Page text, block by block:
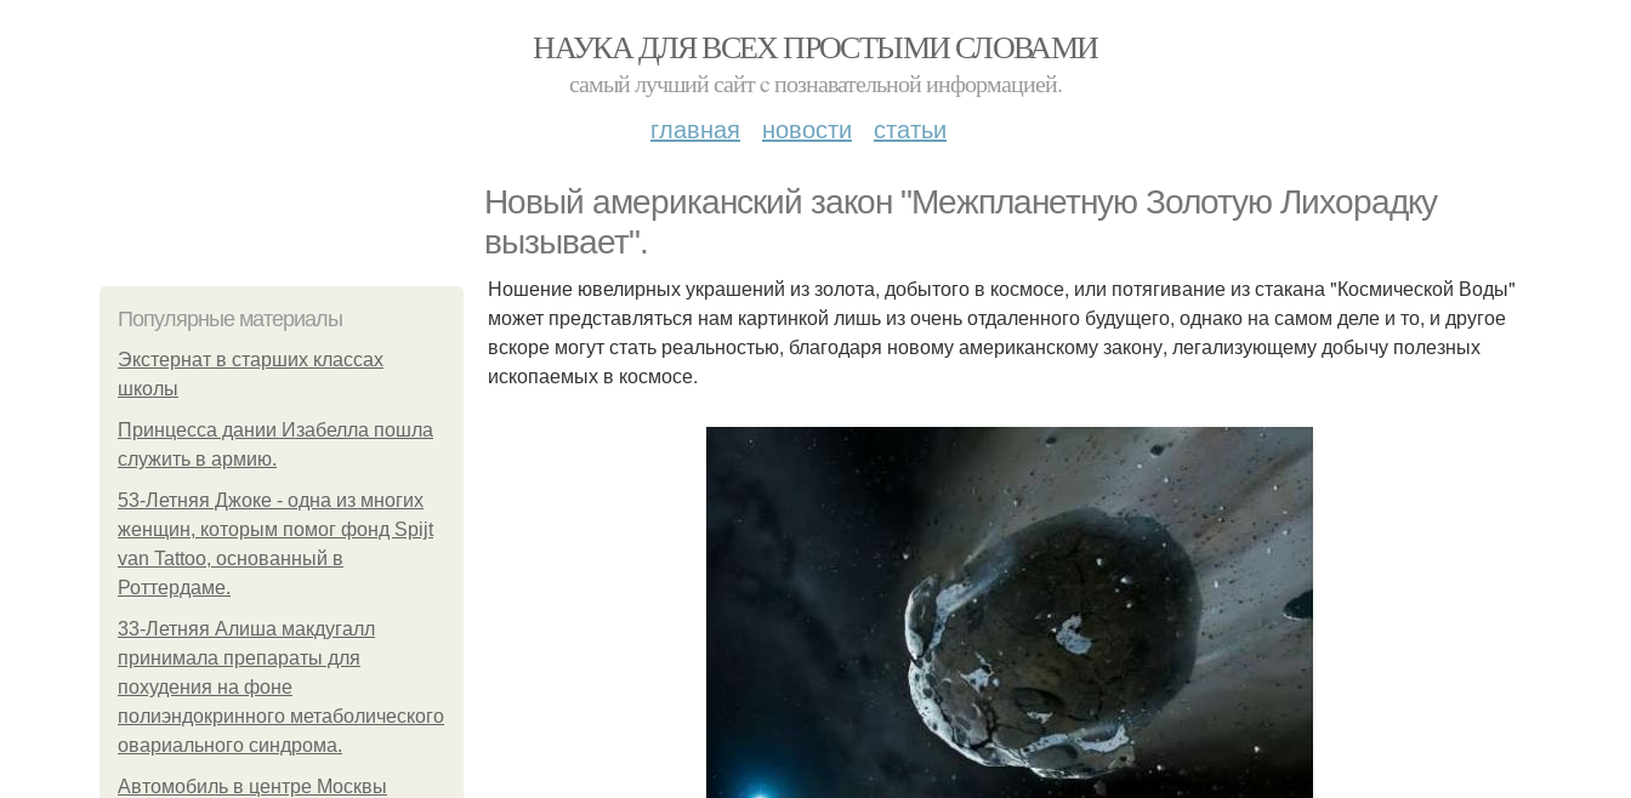
НАУКА ДЛЯ ВСЕХ ПРОСТЫМИ СЛОВАМИ
самый лучший сайт c познавательной информацией.
главная новости статьи
Новый американский закон "Межпланетную Золотую Лихорадку
вызывает".
Популярные материалы
Экстернат в старших классах
школы
Принцесса дании Изабелла пошла
служить в армию.
53-Летняя Джоке - одна из многих
женщин, которым помог фонд Spijt
van Tattoo, основанный в
Роттердаме.
33-Летняя Алиша макдугалл
принимала препараты для
похудения на фоне
полиэндокринного метаболического
овариального синдрома.
Автомобиль в центре Москвы
Ношение ювелирных украшений из золота, добытого в космосе, или потягивание из стакана "Космической Воды"
может представляться нам картинкой лишь из очень отдаленного будущего, однако на самом деле и то, и другое
вскоре могут стать реальностью, благодаря новому американскому закону, легализующему добычу полезных
ископаемых в космосе.